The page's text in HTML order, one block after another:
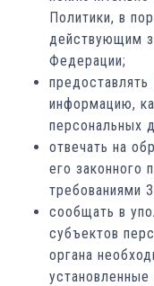
Политики, в
действующим
Федерации;
информацию,
персональных
отвечать на
его законного
требованиями
сообщать в
субъектов
органа